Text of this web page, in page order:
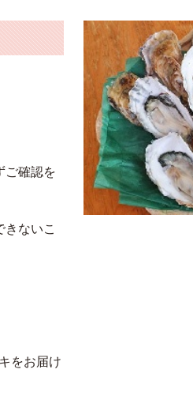
ご確認を
ないこ
をお届け